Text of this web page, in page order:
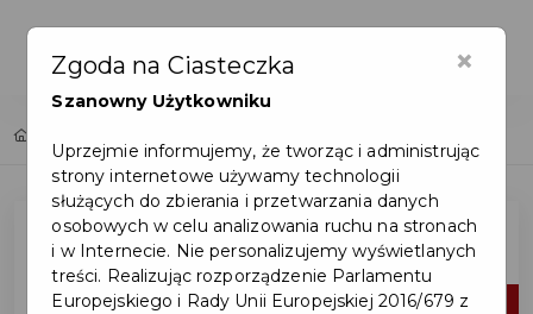
×
Zgoda na Ciasteczka
Szanowny Użytkowniku
Uprzejmie informujemy, że tworząc i administrując
strony internetowe używamy technologii
służących do zbierania i przetwarzania danych
osobowych w celu analizowania ruchu na stronach
i w Internecie. Nie personalizujemy wyświetlanych
treści. Realizując rozporządzenie Parlamentu
Europejskiego i Rady Unii Europejskiej 2016/679 z